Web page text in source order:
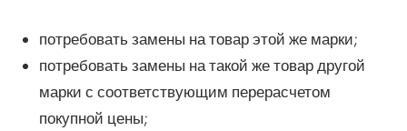
потребовать замены на товар этой же марки;
потребовать замены на такой же товар другой
марки с соответствующим перерасчетом
покупной цены;